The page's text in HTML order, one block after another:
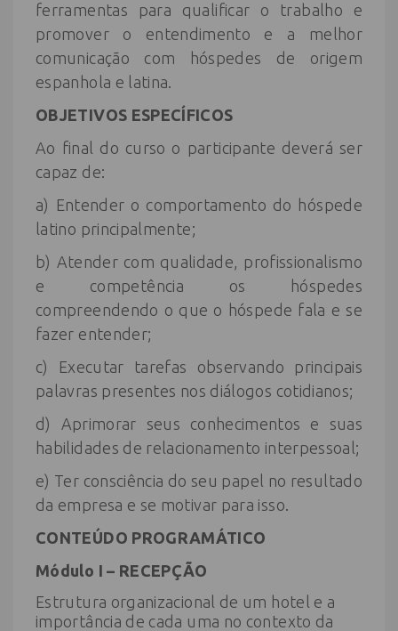
ferramentas para qualificar o trabalho e
promover o entendimento e a melhor
comunicação com hóspedes de origem
espanhola e latina.
OBJETIVOS ESPECÍFICOS
Ao final do curso o participante deverá ser
capaz de:
a) Entender o comportamento do hóspede
latino principalmente;
b) Atender com qualidade, profissionalismo
e competência os hóspedes
compreendendo o que o hóspede fala e se
fazer entender;
c) Executar tarefas observando principais
palavras presentes nos diálogos cotidianos;
d) Aprimorar seus conhecimentos e suas
habilidades de relacionamento interpessoal;
e) Ter consciência do seu papel no resultado
da empresa e se motivar para isso.
CONTEÚDO PROGRAMÁTICO
Módulo I – RECEPÇÃO
Estrutura organizacional de um hotel e a
importância de cada uma no contexto da